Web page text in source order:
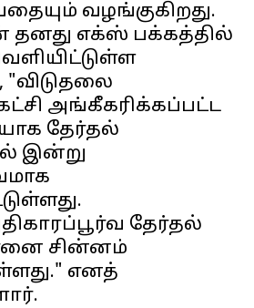
வழங்குகிறது.
தனது எக்ஸ் பக்கத்தில்
அங்கீகரிக்கப்பட்ட
தேர்தல்
இன்று
தேர்தல்
சின்னம்
எனத்